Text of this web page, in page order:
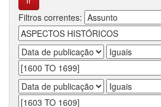
Filtros correntes: